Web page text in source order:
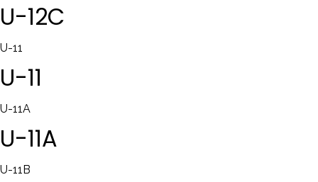
U-12C
U-11
U-11
U-11A
U-11A
U-11B